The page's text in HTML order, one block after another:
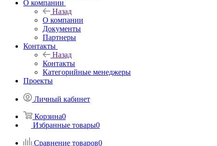
О компании
Назад
О компании
Документы
Партнеры
Контакты
Назад
Контакты
Категорийные менеджеры
Проекты
Личный кабинет
Корзина0
Избранные товары0
Сравнение товаров0